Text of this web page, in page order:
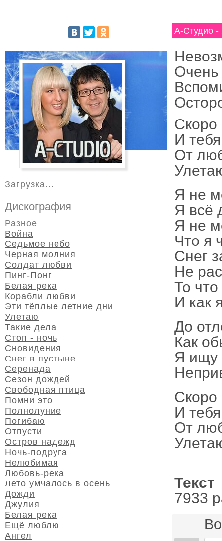
А-Студио -
Очень
Скоро
И
От
Я не
Я всё
Я не
Что я
Снег
Не
То
И как
До
Как
Я ищу
Скоро
И
От
7933
Загрузка...
Дискография
Разное
Война
Седьмое небо
Черная молния
Солдат любви
Пинг-Понг
Белая река
Корабли любви
Эти тёплые летние дни
Улетаю
Такие дела
Стоп - ночь
Сновидения
Снег в пустыне
Серенада
Сезон дождей
Свободная птица
Помни это
Полнолуние
Погибаю
Отпусти
Остров надежд
Ночь-подруга
Нелюбимая
Любовь-река
Лето умчалось в осень
Дожди
Джулия
Белая река
Ещё люблю
Ангел